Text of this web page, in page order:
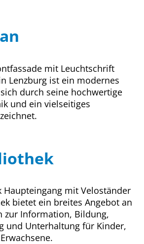
Lenzburg ist ein modernes
durch seine hochwertige
und ein vielseitiges
bietet ein breites Angebot an
zur Information, Bildung,
und Unterhaltung für Kinder,